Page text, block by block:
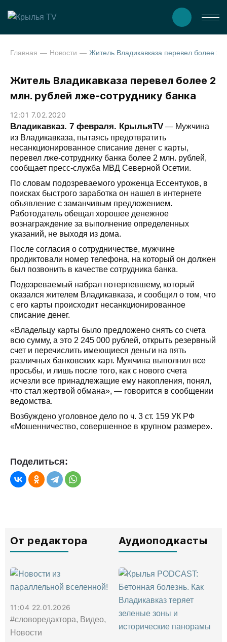
Главная Новости
Житель Владикавказа перевел более 2
млн. рублей лже-сотруднику банка
12:01 7.02.2020
Владикавказ. 7 февраля. КрыльяTV — Мужчина
из Владикавказа, пытаясь предотвратить
несанкционированное списание денег с карты,
перевел лже-сотруднику банка более 2 млн. рублей,
сообщает пресс-служба МВД Северной Осетии.
По словам подозреваемого уроженца Ессентуков, в
поисках быстрого заработка он нашел в интернете
объявление с заманчивым предложением.
Работодатель обещал хорошее денежное
вознаграждение за выполнение определенных
указаний, не выходя из дома.
После согласия о сотрудничестве, мужчине
продиктовали номер телефона, на который он должен
был позвонить в качестве сотрудника банка.
Подозреваемый набрал потерпевшему, который
оказался жителем Владикавказа, и сообщил о том, что
с его карты происходит несанкционированное
списание денег.
«Владельцу карты было предложено снять со счета
всю сумму, а это 2 245 000 рублей, открыть резервный
счет и перечислить имеющиеся деньги на пять
различных банковских карт. Мужчина выполнил все
просьбы, и лишь после того, как с нового счета
исчезли все принадлежащие ему накопления, понял,
что стал жертвой обмана», — говорится в сообщении
ведомства.
Возбуждено уголовное дело по ч. 3 ст. 159 УК РФ
«Мошенничество, совершенное в крупном размере».
Поделиться:
От редактора
11:04 22.01.2026
#словоредактора, Видео,
Новости
Аудиоподкасты